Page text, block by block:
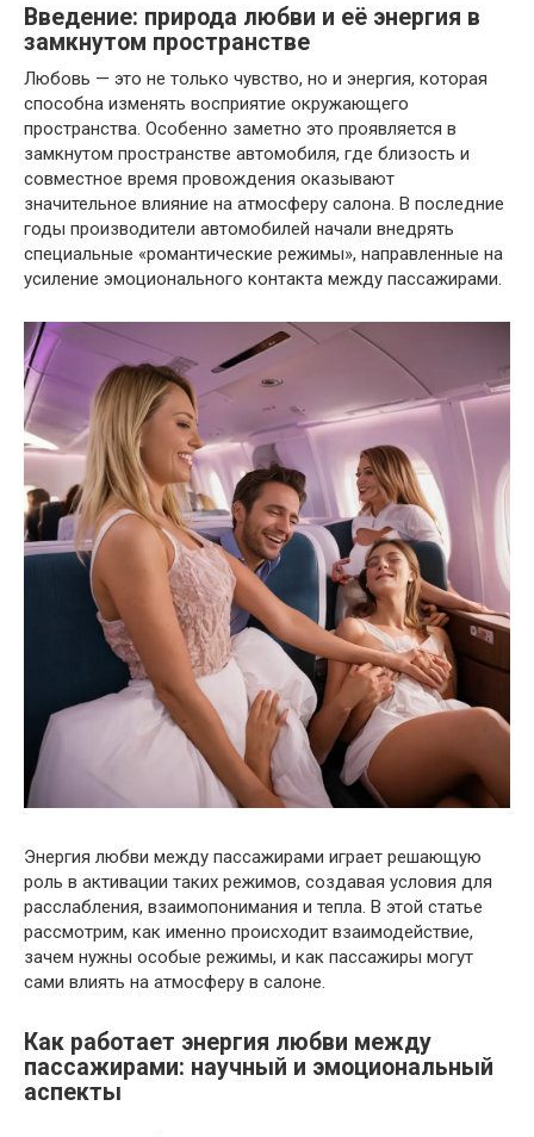
Введение: природа любви и её энергия в
замкнутом пространстве
Любовь — это не только чувство, но и энергия, которая
способна изменять восприятие окружающего
пространства. Особенно заметно это проявляется в
замкнутом пространстве автомобиля, где близость и
совместное время провождения оказывают
значительное влияние на атмосферу салона. В последние
годы производители автомобилей начали внедрять
специальные «романтические режимы», направленные на
усиление эмоционального контакта между пассажирами.
Энергия любви между пассажирами играет решающую
роль в активации таких режимов, создавая условия для
расслабления, взаимопонимания и тепла. В этой статье
рассмотрим, как именно происходит взаимодействие,
зачем нужны особые режимы, и как пассажиры могут
сами влиять на атмосферу в салоне.
Как работает энергия любви между
пассажирами: научный и эмоциональный
аспекты